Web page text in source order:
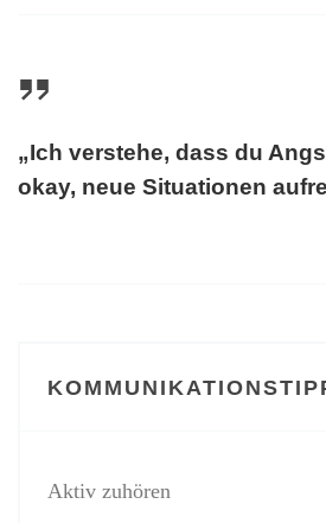
„Ich verstehe, dass du
okay, neue Situationen
Aktiv zuhören